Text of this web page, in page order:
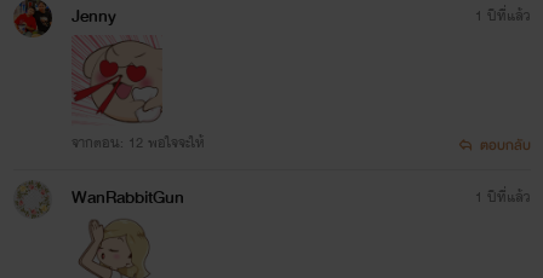
Jenny
จากตอน: 12 พอใจจะให้
1 ปีที่แล้ว
ตอบกลับ
WanRabbitGun 1 ปีที่แล้ว